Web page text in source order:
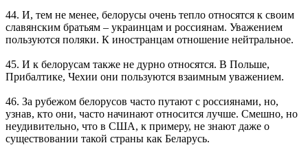
44. И, тем не менее, белорусы очень тепло относятся к своим
славянским братьям – украинцам и россиянам. Уважением
пользуются поляки. К иностранцам отношение нейтральное.
45. И к белорусам также не дурно относятся. В Польше,
Прибалтике, Чехии они пользуются взаимным уважением.
46. За рубежом белорусов часто путают с россиянами, но,
узнав, кто они, часто начинают относится лучше. Смешно, но
неудивительно, что в США, к примеру, не знают даже о
существовании такой страны как Беларусь.